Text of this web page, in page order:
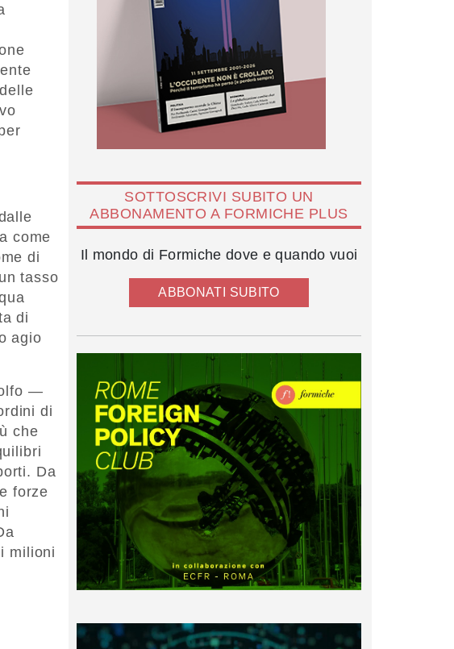
come
di
tasso
di
agio
—
di
che
Da
forze
milioni
SOTTOSCRIVI SUBITO UN
ABBONAMENTO A FORMICHE PLUS
Il mondo di Formiche dove e quando vuoi
ABBONATI SUBITO